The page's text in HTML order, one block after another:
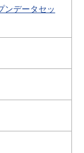
ンデータセッ